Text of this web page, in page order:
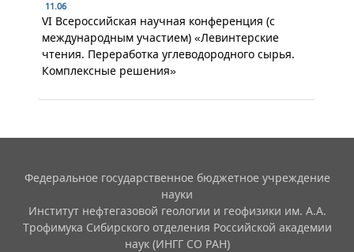
11.06
VI Всероссийская научная конференция (с
международным участием) «Левинтерские
чтения. Переработка углеводородного сырья.
Комплексные решения»
Федеральное государственное бюджетное учреждение
науки
Институт нефтегазовой геологии и геофизики им. А.А.
Трофимука Сибирского отделения Российской академии
наук (ИНГГ СО РАН)